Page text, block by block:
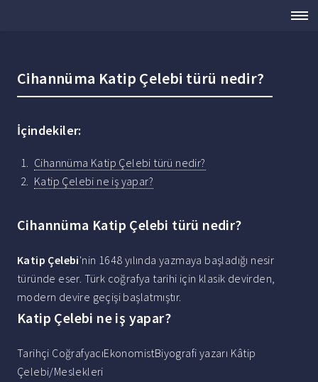
Cihannüma Katip Çelebi türü nedir?
İçindekiler:
Cihannüma Katip Çelebi türü nedir?
Katip Çelebi ne iş yapar?
Cihannüma Katip Çelebi türü nedir?
Katip Çelebi'nin 1648 yılında yazmaya başladığı nesir
türünde eser. Türk coğrafya tarihi için klasik devirden,
modern devire geçişi başlatmıştır.
Katip Çelebi ne iş yapar?
Tarihçi CoğrafyacıEkonomistBiyografi yazarı Kâtip
Çelebi/Meslekleri